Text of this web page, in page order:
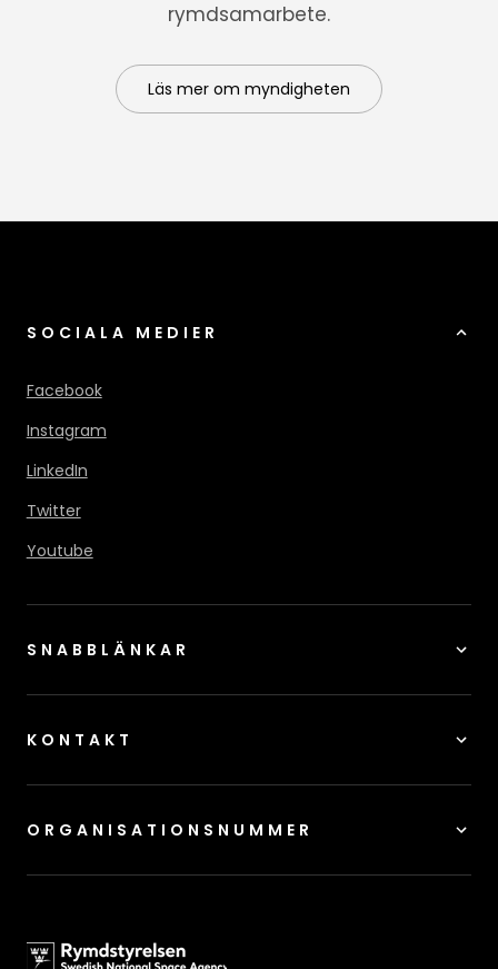
rymdsamarbete.
Läs mer om myndigheten
SOCIALA MEDIER
Facebook
Instagram
LinkedIn
Twitter
Youtube
SNABBLÄNKAR
KONTAKT
ORGANISATIONSNUMMER